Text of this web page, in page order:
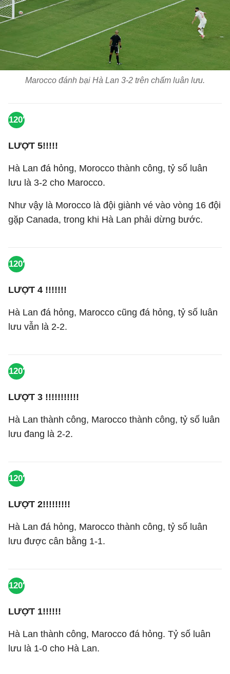
Marocco đánh bại Hà Lan 3-2 trên chấm luân lưu.
120'
LƯỢT 5!!!!!
Hà Lan đá hỏng, Morocco thành công, tỷ số luân
lưu là 3-2 cho Marocco.
Như vậy là Morocco là đội giành vé vào vòng 16 đội
gặp Canada, trong khi Hà Lan phải dừng bước.
120'
LƯỢT 4 !!!!!!!
Hà Lan đá hỏng, Marocco cũng đá hỏng, tỷ số luân
lưu vẫn là 2-2.
120'
LƯỢT 3 !!!!!!!!!!!
Hà Lan thành công, Marocco thành công, tỷ số luân
lưu đang là 2-2.
120'
LƯỢT 2!!!!!!!!!
Hà Lan đá hỏng, Marocco thành công, tỷ số luân
lưu được cân bằng 1-1.
120'
LƯỢT 1!!!!!!
Hà Lan thành công, Marocco đá hỏng. Tỷ số luân
lưu là 1-0 cho Hà Lan.